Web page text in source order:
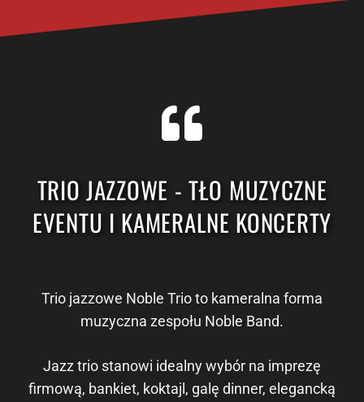
TRIO JAZZOWE - TŁO MUZYCZNE
EVENTU I KAMERALNE KONCERTY
Trio jazzowe Noble Trio to kameralna forma
muzyczna zespołu Noble Band.
Jazz trio stanowi idealny wybór na imprezę
firmową, bankiet, koktajl, galę dinner, elegancką